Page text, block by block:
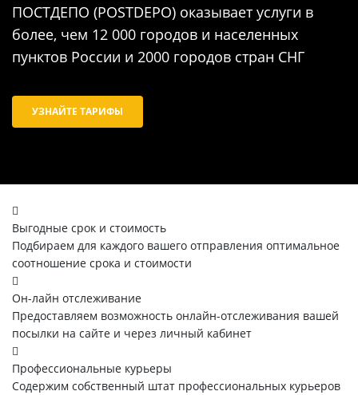
ПОСТДЕПО (POSTDEPO) оказывает услуги в
более, чем 12 000 городов и населенных
пунктов России и 2000 городов стран СНГ
УЗНАЙТЕ ТАРИФЫ
Выгодные срок и стоимость
Подбираем для каждого вашего отправления оптимальное
соотношение срока и стоимости
Он-лайн отслеживание
Предоставляем возможность онлайн-отслеживания вашей
посылки на сайте и через личный кабинет
Профессиональные курьеры
Содержим собственный штат профессиональных курьеров